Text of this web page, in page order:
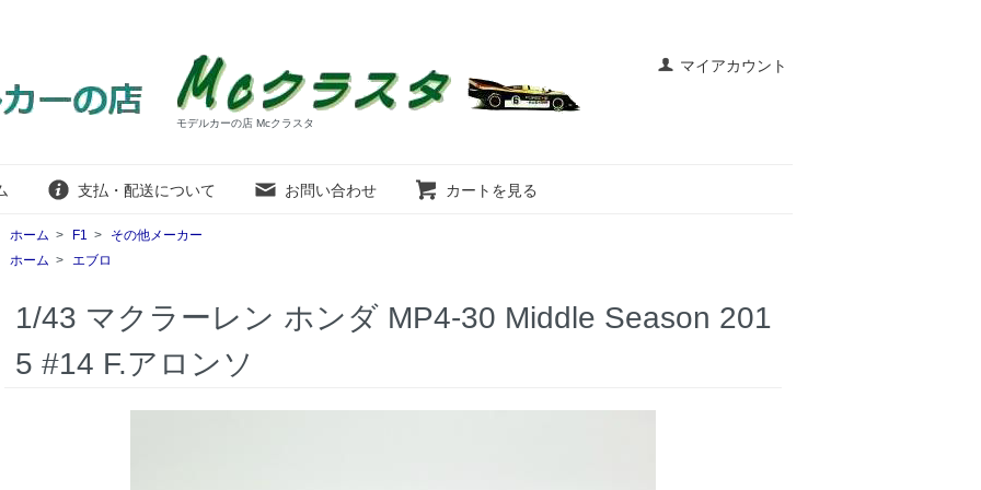
マイアカウント
モデルカーの店 Mcクラスタ
支払・配送について お問い合わせ カートを見る
ホーム > F1 >
その他メーカー
ホーム > エブロ
1/43 マクラーレン ホンダ MP4-30 Middle Season 201
5 #14 F.アロンソ